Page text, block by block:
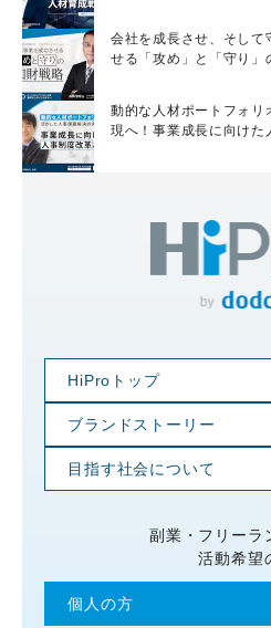
仕事内容 営業代行の仕事には、テレフ
ォンアポインターやメール営業
イドセールス、フィールドセール
規顧客開拓、既存顧客対応など
す。業務の手段は電話やメール
問など、仕事内容ごとにさまざま
なり得る相手へ電話をかけて営
し、商談アポイントを獲得する仕
にあるいはアポイントを獲得する
に、所定の報酬を支払われる傾
ます。1件あたりの報酬単価は、
扱う商品・サービスによって異
送信する仕事です。文章で営業
ため、顧客が開封したくなるタイ
や、読みたくなる文章を作るテ
が求められます。 クライアントが用意
会社を成長させ、そして
せる「攻め」と「守り」
動的な人材ポートフォリ
現へ！事業成長に向けた
HiProトップ
ブランドストーリー
目指す社会について
副業・フリーラ
活動希望
個人の方